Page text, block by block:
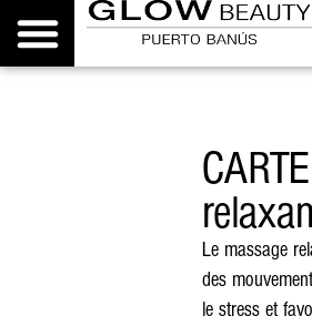
Le massage
des
le stress et